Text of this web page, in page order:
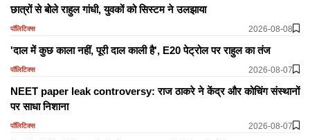
छात्रों से बोेले राहुल गांधी, युवकों को सिस्टम ने उलझाया
पॉलिटिक्स 2026-08-08
'दाल में कुछ काला नहीं, पूरी दाल काली है', E20 पेट्रोल पर राहुल का तंज
पॉलिटिक्स 2026-08-07
NEET paper leak controversy: राज ठाकरे ने केंद्र और कोचिंग संस्थानों
पर साधा निशाना
पॉलिटिक्स 2026-08-07